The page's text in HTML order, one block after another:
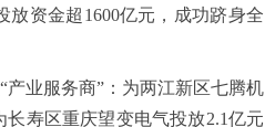
资金超1600亿元，成功跻身全
业服务商”：为两江新区七腾机
寿区重庆望变电气投放2.1亿元